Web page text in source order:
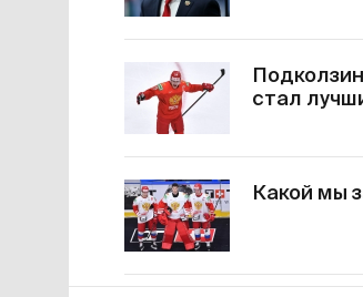
стал
Какой мы